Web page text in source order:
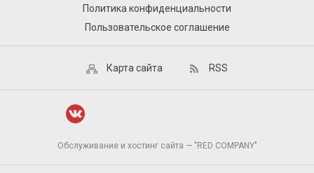
Политика конфиденциальности
Пользовательское соглашение
Карта сайта RSS
Обслуживание и хостинг сайта — "RED COMPANY"